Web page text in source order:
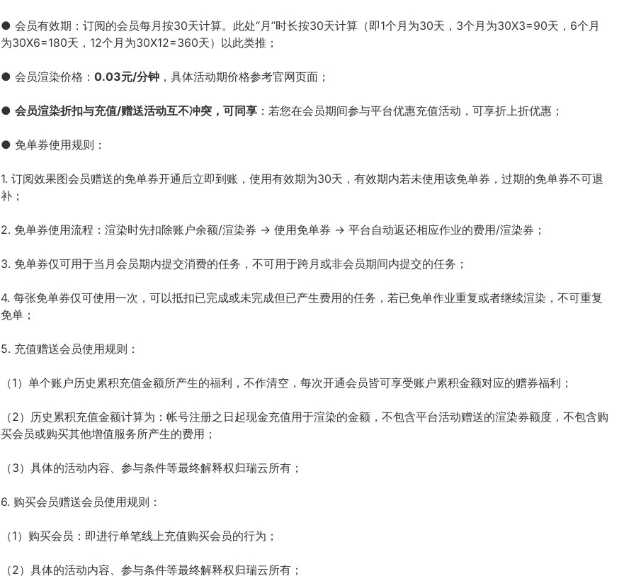
● 会员有效期：订阅的会员每月按30天计算。此处“月”时长按30天计算（即1个月为30天，3个月为30X3=90天，6个月
为30X6=180天，12个月为30X12=360天）以此类推；
● 会员渲染价格： 0.03元/分钟 ，具体活动期价格参考官网页面；
● 会员渲染折扣与充值/赠送活动互不冲突，可同享 ：若您在会员期间参与平台优惠充值活动，可享折上折优惠；
● 免单券使用规则：
1. 订阅效果图会员赠送的免单券开通后立即到账，使用有效期为30天，有效期内若未使用该免单券，过期的免单券不可退
补；
2. 免单券使用流程：渲染时先扣除账户余额/渲染券 → 使用免单券 → 平台自动返还相应作业的费用/渲染券；
3. 免单券仅可用于当月会员期内提交消费的任务，不可用于跨月或非会员期间内提交的任务；
4. 每张免单券仅可使用一次，可以抵扣已完成或未完成但已产生费用的任务，若已免单作业重复或者继续渲染，不可重复
免单；
5. 充值赠送会员使用规则：
（1）单个账户历史累积充值金额所产生的福利，不作清空，每次开通会员皆可享受账户累积金额对应的赠券福利；
（2）历史累积充值金额计算为：帐号注册之日起现金充值用于渲染的金额，不包含平台活动赠送的渲染券额度，不包含购
买会员或购买其他增值服务所产生的费用；
（3）具体的活动内容、参与条件等最终解释权归瑞云所有；
6. 购买会员赠送会员使用规则：
（1）购买会员：即进行单笔线上充值购买会员的行为；
（2）具体的活动内容、参与条件等最终解释权归瑞云所有；